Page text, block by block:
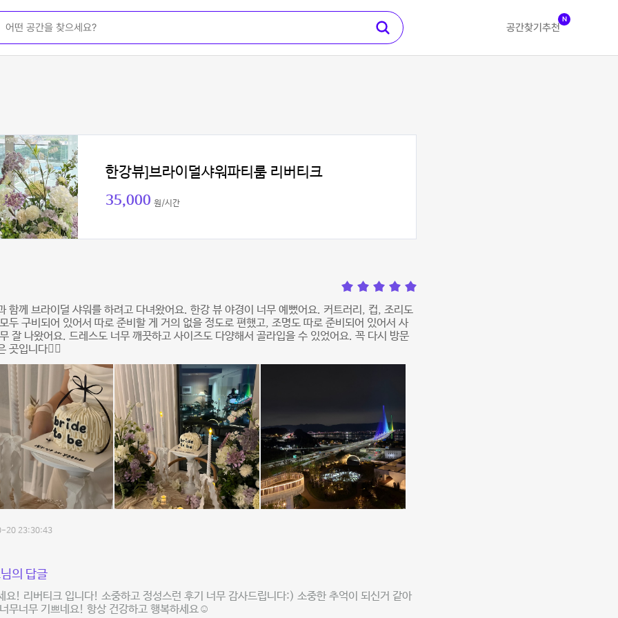
공간찾기 추천
N
한강뷰]브라이덜샤워파티룸 리버티크
35,000 원/시간
함께 브라이덜 샤워를 하려고 다녀왔어요. 한강 뷰 야경이 너무 예뻤어요. 커트러리, 컵, 조리도
두 구비되어 있어서 따로 준비할 게 거의 없을 정도로 편했고, 조명도 따로 준비되어 있어서 사
잘 나왔어요. 드레스도 너무 깨끗하고 사이즈도 다양해서 골라입을 수 있었어요. 꼭 다시 방문
곳입니다👍🏻
20 23:30:43
의 답글
요! 리버티크 입니다! 소중하고 정성스런 후기 너무 감사드립니다:) 소중한 추억이 되신거 같아
무너무 기쁘네요! 항상 건강하고 행복하세요☺️